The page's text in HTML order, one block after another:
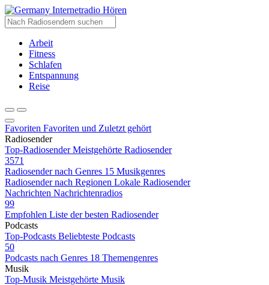
Internetradio Hören
Arbeit
Fitness
Schlafen
Entspannung
Reise
Favoriten Favoriten und Zuletzt gehört
Radiosender
Top-Radiosender Meistgehörte Radiosender
3571
Radiosender nach Genres 15 Musikgenres
Radiosender nach Regionen Lokale Radiosender
Nachrichten Nachrichtenradios
99
Empfohlen Liste der besten Radiosender
Podcasts
Top-Podcasts Beliebteste Podcasts
50
Podcasts nach Genres 18 Themengenres
Musik
Top-Musik Meistgehörte Musik